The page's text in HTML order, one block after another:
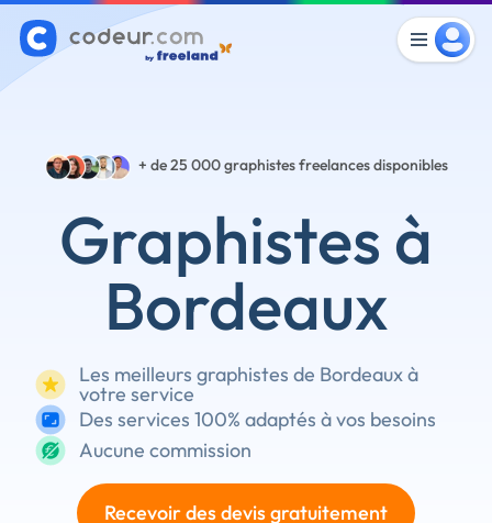
+ de 25 000graphistes freelances disponibles
Graphistes à
Bordeaux
Les meilleurs graphistes de Bordeaux à
votre service
Des services 100% adaptés à vos besoins
Aucune commission
Recevoir des devis gratuitement